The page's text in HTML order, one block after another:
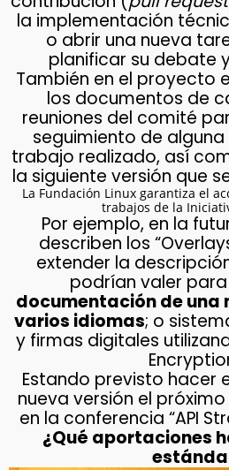
la implementación
o abrir una nueva
planificar su debate
También en el proyecto
los documentos de
reuniones del comité
seguimiento de
trabajo realizado, así
la siguiente versión que
La Fundación Linux garantiza el
trabajos de la
Por ejemplo, en la
describen los
extender la
podrían valer para
documentación de una
varios idiomas; o
y firmas digitales
Estando previsto hacer
nueva versión el
en la conferencia “API
¿Qué aportaciones